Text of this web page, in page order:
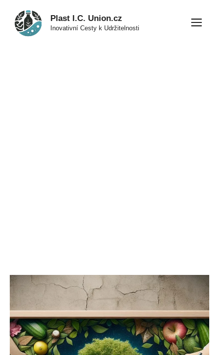
obsah
Plast I.C. Union.cz
Inovativní Cesty k Udržitelnosti